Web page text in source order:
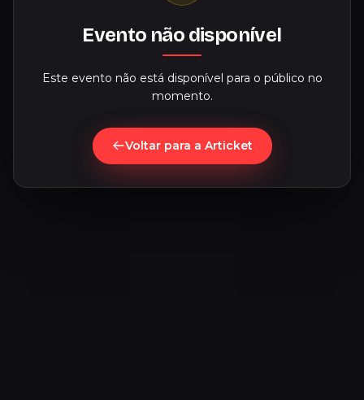
Evento não disponível
Este evento não está disponível para o público no
momento.
Voltar para a Articket